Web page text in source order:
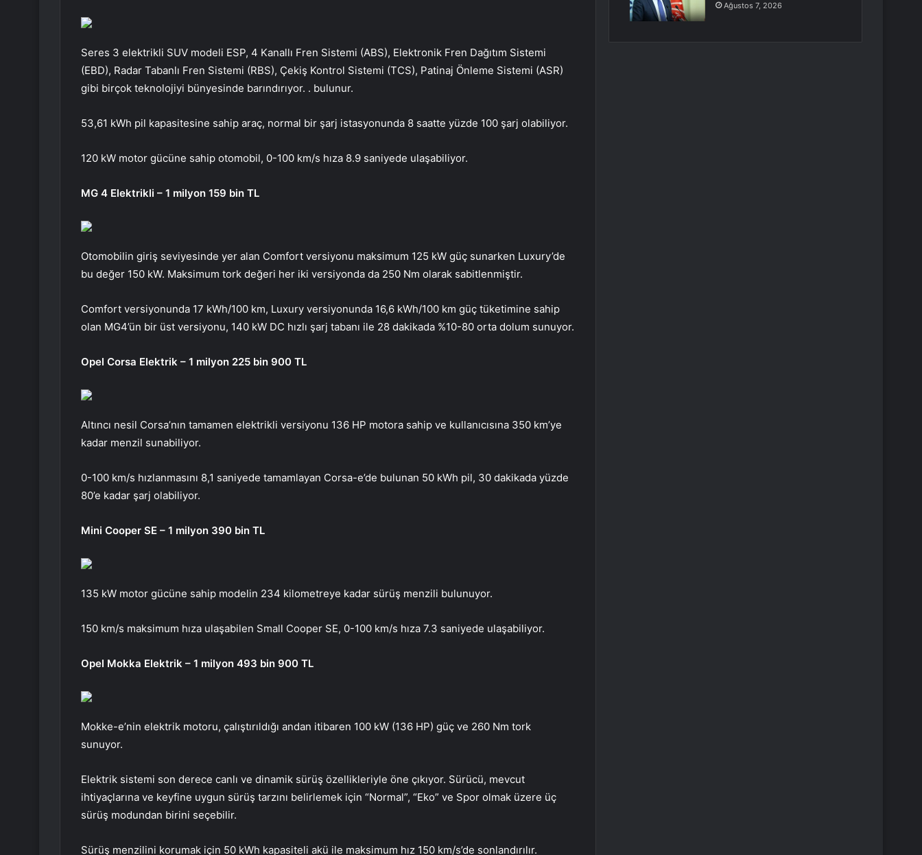
Seres 3 elektrikli SUV modeli ESP, 4 Kanallı Fren Sistemi (ABS), Elektronik Fren Dağıtım Sistemi
(EBD), Radar Tabanlı Fren Sistemi (RBS), Çekiş Kontrol Sistemi (TCS), Patinaj Önleme Sistemi (ASR)
gibi birçok teknolojiyi bünyesinde barındırıyor. . bulunur.
53,61 kWh pil kapasitesine sahip araç, normal bir şarj istasyonunda 8 saatte yüzde 100 şarj olabiliyor.
120 kW motor gücüne sahip otomobil, 0-100 km/s hıza 8.9 saniyede ulaşabiliyor.
MG 4 Elektrikli – 1 milyon 159 bin TL
Otomobilin giriş seviyesinde yer alan Comfort versiyonu maksimum 125 kW güç sunarken Luxury’de
bu değer 150 kW. Maksimum tork değeri her iki versiyonda da 250 Nm olarak sabitlenmiştir.
Comfort versiyonunda 17 kWh/100 km, Luxury versiyonunda 16,6 kWh/100 km güç tüketimine sahip
olan MG4’ün bir üst versiyonu, 140 kW DC hızlı şarj tabanı ile 28 dakikada %10-80 orta dolum sunuyor.
Opel Corsa Elektrik – 1 milyon 225 bin 900 TL
Altıncı nesil Corsa’nın tamamen elektrikli versiyonu 136 HP motora sahip ve kullanıcısına 350 km’ye
kadar menzil sunabiliyor.
0-100 km/s hızlanmasını 8,1 saniyede tamamlayan Corsa-e’de bulunan 50 kWh pil, 30 dakikada yüzde
80’e kadar şarj olabiliyor.
Mini Cooper SE – 1 milyon 390 bin TL
135 kW motor gücüne sahip modelin 234 kilometreye kadar sürüş menzili bulunuyor.
150 km/s maksimum hıza ulaşabilen Small Cooper SE, 0-100 km/s hıza 7.3 saniyede ulaşabiliyor.
Opel Mokka Elektrik – 1 milyon 493 bin 900 TL
Mokke-e’nin elektrik motoru, çalıştırıldığı andan itibaren 100 kW (136 HP) güç ve 260 Nm tork
sunuyor.
Elektrik sistemi son derece canlı ve dinamik sürüş özellikleriyle öne çıkıyor. Sürücü, mevcut
ihtiyaçlarına ve keyfine uygun sürüş tarzını belirlemek için “Normal”, “Eko” ve Spor olmak üzere üç
sürüş modundan birini seçebilir.
Sürüş menzilini korumak için 50 kWh kapasiteli akü ile maksimum hız 150 km/s’de sonlandırılır.
Ağustos 7, 2026